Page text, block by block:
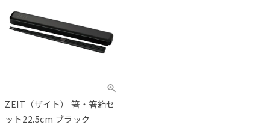
ZEIT（ザイト） 箸・箸箱セ
ット22.5cm ブラック